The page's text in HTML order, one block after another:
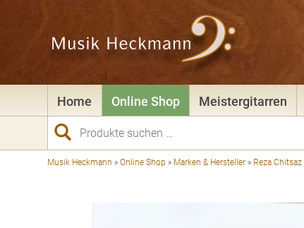
Home Online Shop Meistergitarren
Suchen
nach:
Musik Heckmann »Online Shop » Marken & Hersteller » Reza Chitsaz